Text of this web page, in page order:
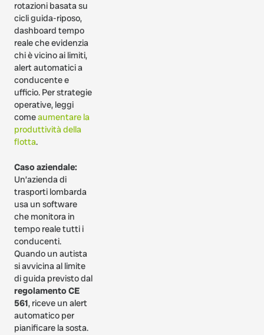
rotazioni basata su
cicli guida-riposo,
dashboard tempo
reale che evidenzia
chi è vicino ai limiti,
alert automatici a
conducente e
ufficio. Per strategie
operative, leggi
comeaumentare la
produttività della
flotta.
Caso aziendale:
Un’azienda di
trasporti lombarda
usa un software
che monitora in
tempo reale tutti i
conducenti.
Quando un autista
si avvicina al limite
di guida previsto dal
regolamento CE
561, riceve un alert
automatico per
pianificare la sosta.